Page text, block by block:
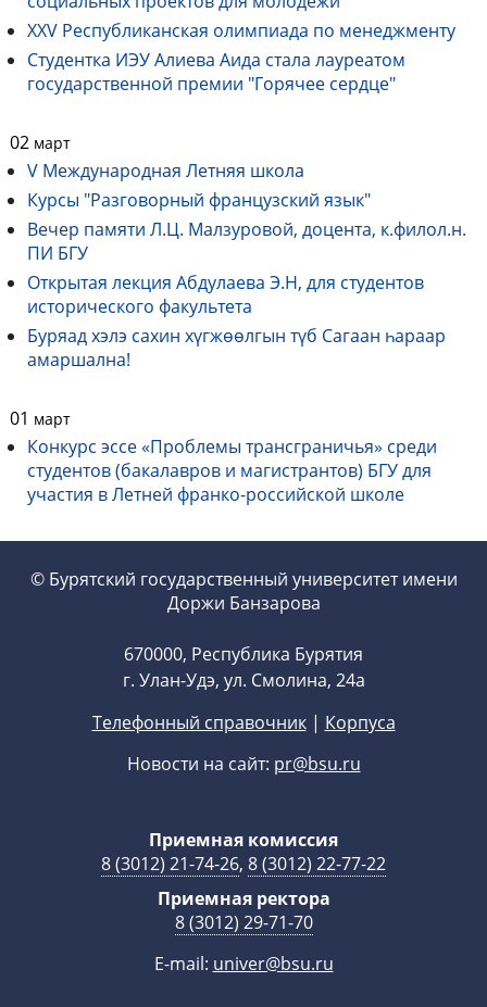
XXV Республиканская олимпиада по менеджменту
Студентка ИЭУ Алиева Аида стала лауреатом
государственной премии "Горячее сердце"
02 март
V Международная Летняя школа
Курсы "Разговорный французский язык"
Вечер памяти Л.Ц. Малзуровой, доцента, к.филол.н.
ПИ БГУ
Открытая лекция Абдулаева Э.Н, для студентов
исторического факультета
Буряад хэлэ сахин хүгжөөлгын түб Сагаан һараар
амаршална!
01 март
Конкурс эссе «Проблемы трансграничья» среди
студентов (бакалавров и магистрантов) БГУ для
участия в Летней франко-российской школе
© Бурятский государственный университет имени
Доржи Банзарова
670000, Республика Бурятия
г. Улан-Удэ, ул. Смолина, 24а
Телефонный справочник| Корпуса
Новости на сайт: pr@bsu.ru
Приемная комиссия
8 (3012) 21-74-26, 8 (3012) 22-77-22
Приемная ректора
8 (3012) 29-71-70
E-mail: univer@bsu.ru